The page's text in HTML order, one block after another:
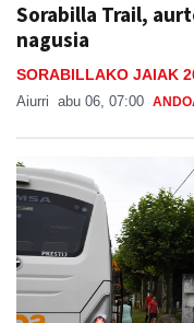
Sorabilla Trail,
nagusia
SORABILLAKO JAIAK
Aiurri abu 06, 07:00